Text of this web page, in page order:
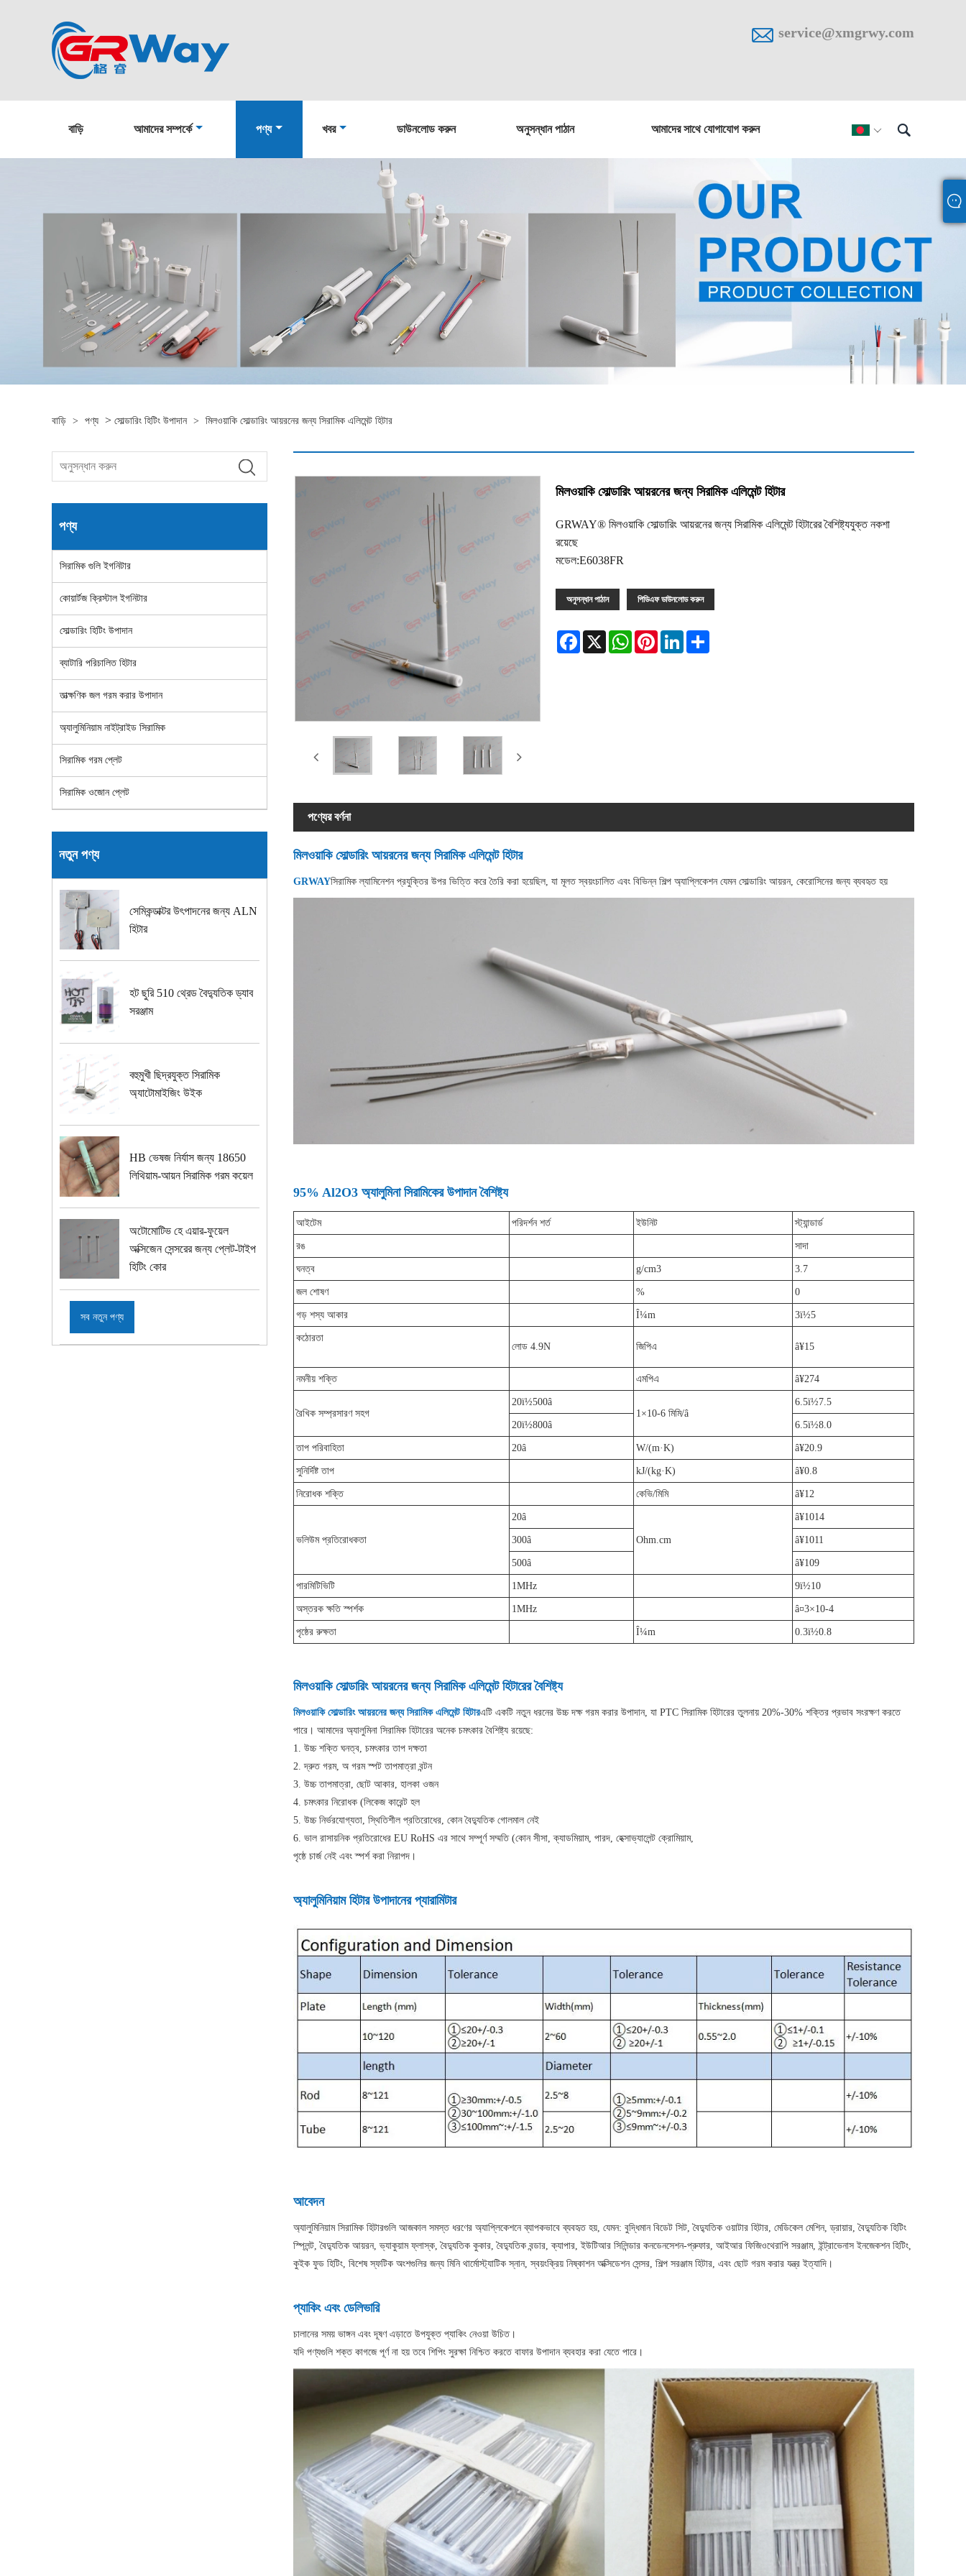
 service@xmgrwy.com
 
বাড়ি আমাদের সম্পর্কে পণ্য খবর ডাউনলোড করুন অনুসন্ধান পাঠান আমাদের সাথে যোগাযোগ করুন
বাড়ি > পণ্য > সোল্ডারিং হিটিং উপাদান > মিলওয়াকি সোল্ডারিং আয়রনের জন্য সিরামিক এলিমেন্ট হিটার
পণ্য
সিরামিক গুলি ইগনিটার
কোয়ার্টজ ক্রিস্টাল ইগনিটার
সোল্ডারিং হিটিং উপাদান
ব্যাটারি পরিচালিত হিটার
তাত্ক্ষণিক জল গরম করার উপাদান
অ্যালুমিনিয়াম নাইট্রাইড সিরামিক
সিরামিক গরম প্লেট
সিরামিক ওজোন প্লেট
নতুন পণ্য
সেমিকন্ডাক্টর উৎপাদনের জন্য ALN
হিটার
হট ছুরি 510 থ্রেড বৈদ্যুতিক ড্যাব
সরঞ্জাম
বহুমুখী ছিদ্রযুক্ত সিরামিক
অ্যাটোমাইজিং উইক
HB ভেষজ নির্যাস জন্য 18650
লিথিয়াম-আয়ন সিরামিক গরম কয়েল
অটোমোটিভ হে এয়ার-ফুয়েল
অক্সিজেন সেন্সরের জন্য প্লেট-টাইপ
হিটিং কোর
সব নতুন পণ্য
মিলওয়াকি সোল্ডারিং আয়রনের জন্য সিরামিক এলিমেন্ট হিটার
GRWAY® মিলওয়াকি সোল্ডারিং আয়রনের জন্য সিরামিক এলিমেন্ট হিটারের বৈশিষ্ট্যযুক্ত নকশা
রয়েছে
মডেল:E6038FR
অনুসন্ধান পাঠান পিডিএফ ডাউনলোড করুন
Facebook
X WhatsAppPinterestLinkedInShare
পণ্যের বর্ণনা
মিলওয়াকি সোল্ডারিং আয়রনের জন্য সিরামিক এলিমেন্ট হিটার
GRWAYসিরামিক ল্যামিনেশন প্রযুক্তির উপর ভিত্তি করে তৈরি করা হয়েছিল, যা মূলত স্বয়ংচালিত এবং বিভিন্ন শিল্প অ্যাপ্লিকেশন যেমন সোল্ডারিং আয়রন, কেরোসিনের জন্য ব্যবহৃত হয়
95% Al2O3 অ্যালুমিনা সিরামিকের উপাদান বৈশিষ্ট্য
আইটেম পরিদর্শন শর্ত ইউনিট স্ট্যান্ডার্ড
রঙ সাদা
ঘনত্ব g/cm3 3.7
জল শোষণ % 0
গড় শস্য আকার Î¼m 3ï½5
কঠোরতা
লোড 4.9N
জিপিএ â¥15
নমনীয় শক্তি এমপিএ â¥274
রৈখিক সম্প্রসারণ সহগ
20ï½500â
1×10-6 মিমি/â
6.5ï½7.5
20ï½800â 6.5ï½8.0
তাপ পরিবাহিতা 20â W/(m·K) â¥20.9
সুনির্দিষ্ট তাপ kJ/(kg·K) â¥0.8
নিরোধক শক্তি কেভি/মিমি â¥12
ভলিউম প্রতিরোধকতা
20â
Ohm.cm
â¥1014
300â â¥1011
500â â¥109
পারমিটিভিটি 1MHz 9ï½10
অস্তরক ক্ষতি স্পর্শক 1MHz â¤3×10-4
পৃষ্ঠের রুক্ষতা Î¼m 0.3ï½0.8
মিলওয়াকি সোল্ডারিং আয়রনের জন্য সিরামিক এলিমেন্ট হিটারের বৈশিষ্ট্য
মিলওয়াকি সোল্ডারিং আয়রনের জন্য সিরামিক এলিমেন্ট হিটারএটি একটি নতুন ধরনের উচ্চ দক্ষ গরম করার উপাদান, যা PTC সিরামিক হিটারের তুলনায় 20%-30% শক্তির প্রভাব সংরক্ষণ করতে
পারে। আমাদের অ্যালুমিনা সিরামিক হিটারের অনেক চমৎকার বৈশিষ্ট্য রয়েছে:
1. উচ্চ শক্তি ঘনত্ব, চমৎকার তাপ দক্ষতা
2. দ্রুত গরম, অ গরম স্পট তাপমাত্রা বন্টন
3. উচ্চ তাপমাত্রা, ছোট আকার, হালকা ওজন
4. চমৎকার নিরোধক (লিকেজ কারেন্ট হল
5. উচ্চ নির্ভরযোগ্যতা, স্থিতিশীল প্রতিরোধের, কোন বৈদ্যুতিক গোলমাল নেই
6. ভাল রাসায়নিক প্রতিরোধের EU RoHS এর সাথে সম্পূর্ণ সম্মতি (কোন সীসা, ক্যাডমিয়াম, পারদ, হেক্সাভ্যালেন্ট ক্রোমিয়াম,
পৃষ্ঠে চার্জ নেই এবং স্পর্শ করা নিরাপদ।
অ্যালুমিনিয়াম হিটার উপাদানের প্যারামিটার
আবেদন
অ্যালুমিনিয়াম সিরামিক হিটারগুলি আজকাল সমস্ত ধরণের অ্যাপ্লিকেশনে ব্যাপকভাবে ব্যবহৃত হয়, যেমন: বুদ্ধিমান বিডেট সিট, বৈদ্যুতিক ওয়াটার হিটার, মেডিকেল মেশিন, ড্রায়ার, বৈদ্যুতিক হিটিং
স্প্লিন্ট, বৈদ্যুতিক আয়রন, ভ্যাকুয়াম ফ্লাস্ক, বৈদ্যুতিক কুকার, বৈদ্যুতিক বন্ডার, ক্যাপার, ইউটিআর সিলিন্ডার কনডেনসেশন-প্রুফার, আইআর ফিজিওথেরাপি সরঞ্জাম, ইন্ট্রাভেনাস ইনজেকশন হিটিং,
কুইক ফুড হিটিং, বিশেষ স্ফটিক অংশগুলির জন্য মিনি থার্মোস্ট্যাটিক স্নান, স্বয়ংক্রিয় নিষ্কাশন অক্সিডেশন সেন্সর, শিল্প সরঞ্জাম হিটার, এবং ছোট গরম করার যন্ত্র ইত্যাদি।
প্যাকিং এবং ডেলিভারি
চালানের সময় ভাঙ্গন এবং দূষণ এড়াতে উপযুক্ত প্যাকিং নেওয়া উচিত।
যদি পণ্যগুলি শক্ত কাগজে পূর্ণ না হয় তবে শিপিং সুরক্ষা নিশ্চিত করতে বাফার উপাদান ব্যবহার করা যেতে পারে।